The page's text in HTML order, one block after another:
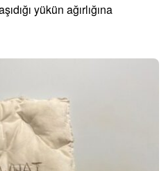
yükün ağırlığına